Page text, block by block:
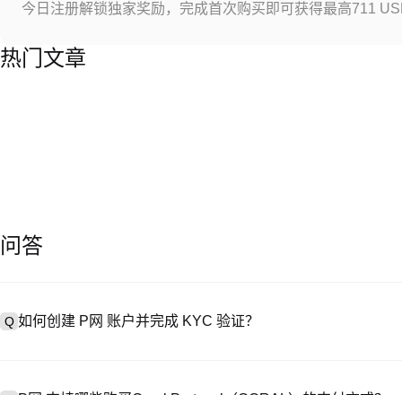
今日注册解锁独家奖励，完成首次购买即可获得最高711
热门文章
问答
Q 如何创建 P网 账户并完成 KYC 验证？